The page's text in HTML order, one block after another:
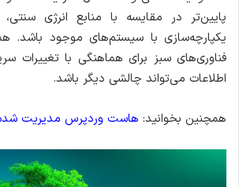
پایین‌تر در مقایسه با منابع انرژی
یکپارچه‌سازی با سیستم‌های موجود باشد.
فناوری‌های سبز برای هماهنگی با تغییرات
اطلاعات می‌تواند چالشی دیگر باشد.
همچنین بخوانید: هاست وردپرس مدیریت